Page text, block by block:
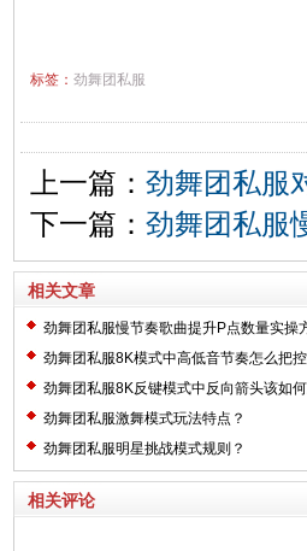
标签： 劲舞团私服
上一篇： 劲舞团私服
下一篇： 劲舞团私服
相关文章
劲舞团私服慢节奏歌曲提升P点数量实操
劲舞团私服8K模式中高低音节奏怎么把
劲舞团私服8K反键模式中反向箭头该如
劲舞团私服激舞模式玩法特点？
劲舞团私服明星挑战模式规则？
相关评论